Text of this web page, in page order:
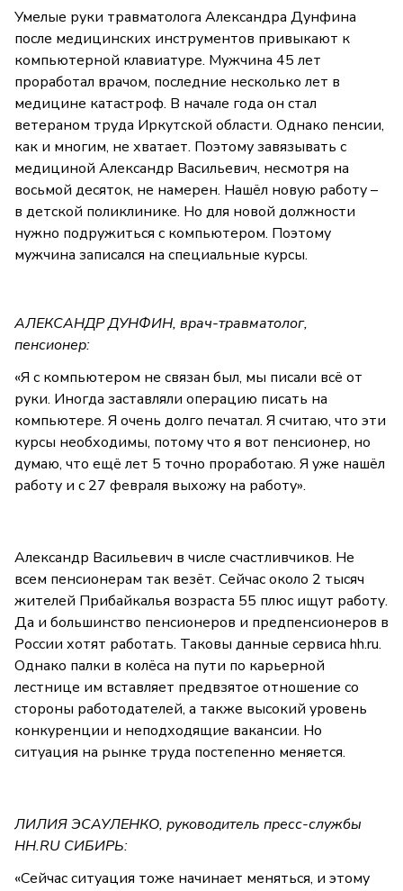
Умелые руки травматолога Александра Дунфина
после медицинских инструментов привыкают к
компьютерной клавиатуре. Мужчина 45 лет
проработал врачом, последние несколько лет в
медицине катастроф. В начале года он стал
ветераном труда Иркутской области. Однако пенсии,
как и многим, не хватает. Поэтому завязывать с
медициной Александр Васильевич, несмотря на
восьмой десяток, не намерен. Нашёл новую работу –
в детской поликлинике. Но для новой должности
нужно подружиться с компьютером. Поэтому
мужчина записался на специальные курсы.
АЛЕКСАНДР ДУНФИН, врач-травматолог,
пенсионер:
«Я с компьютером не связан был, мы писали всё от
руки. Иногда заставляли операцию писать на
компьютере. Я очень долго печатал. Я считаю, что эти
курсы необходимы, потому что я вот пенсионер, но
думаю, что ещё лет 5 точно проработаю. Я уже нашёл
работу и с 27 февраля выхожу на работу».
Александр Васильевич в числе счастливчиков. Не
всем пенсионерам так везёт. Сейчас около 2 тысяч
жителей Прибайкалья возраста 55 плюс ищут работу.
Да и большинство пенсионеров и предпенсионеров в
России хотят работать. Таковы данные сервиса hh.ru.
Однако палки в колёса на пути по карьерной
лестнице им вставляет предвзятое отношение со
стороны работодателей, а также высокий уровень
конкуренции и неподходящие вакансии. Но
ситуация на рынке труда постепенно меняется.
ЛИЛИЯ ЭСАУЛЕНКО, руководитель пресс-службы
HH.RU СИБИРЬ:
«Сейчас ситуация тоже начинает меняться, и этому